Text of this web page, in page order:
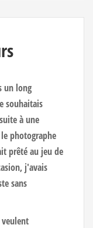
un long
souhaitais
à une
photographe
prêté au jeu de
j'avais
sans